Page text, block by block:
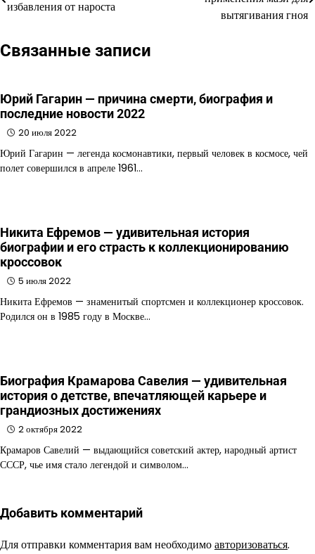
по
избавления от нароста
вытягивания гноя
Связанные записи
Юрий Гагарин — причина смерти, биография и
последние новости 2022
20 июля 2022
Юрий Гагарин — легенда космонавтики, первый человек в космосе, чей
полет совершился в апреле 1961…
Никита Ефремов — удивительная история
биографии и его страсть к коллекционированию
кроссовок
5 июля 2022
Никита Ефремов — знаменитый спортсмен и коллекционер кроссовок.
Родился он в 1985 году в Москве…
Биография Крамарова Савелия — удивительная
история о детстве, впечатляющей карьере и
грандиозных достижениях
2 октября 2022
Крамаров Савелий — выдающийся советский актер, народный артист
СССР, чье имя стало легендой и символом…
Добавить комментарий
Для отправки комментария вам необходимоавторизоваться.